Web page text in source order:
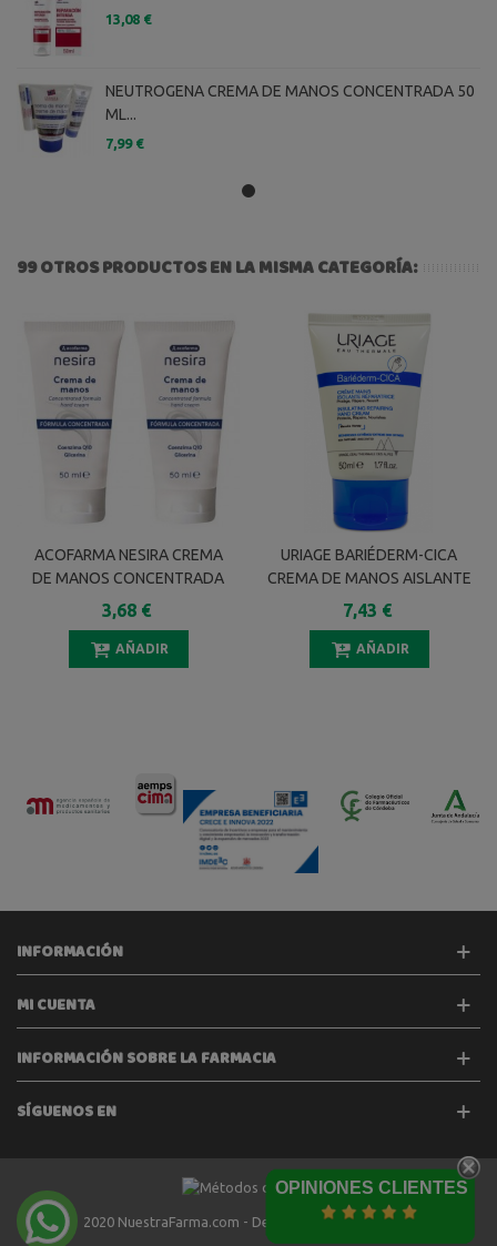
13,08 €
NEUTROGENA CREMA DE MANOS CONCENTRADA 50
ML...
7,99 €
99 OTROS PRODUCTOS EN LA MISMA CATEGORÍA:
ACOFARMA NESIRA CREMA
DE MANOS CONCENTRADA
DUPLO 2 X 50 ML
3,68 €
AÑADIR
URIAGE BARIÉDERM-CICA
CREMA DE MANOS AISLANTE
REPARADORA 50 ML
7,43 €
AÑADIR
OPINIONES CLIENTES
INFORMACIÓN
MI CUENTA
INFORMACIÓN SOBRE LA FARMACIA
SÍGUENOS EN
2020 NuestraFarma.com - Desarrollado porTecinet